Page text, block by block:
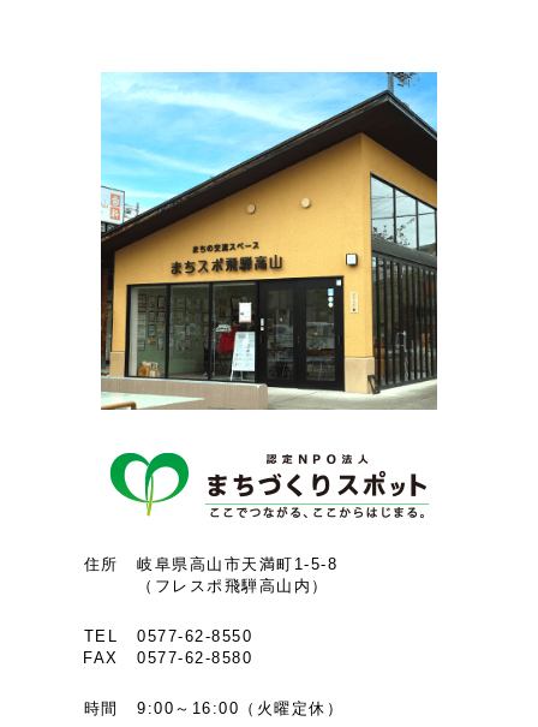
住所
岐阜県高山市天満町1-5-8
（フレスポ飛騨高山内）
TEL
FAX
0577-62-8550
0577-62-8580
時間 9:00～16:00（火曜定休）